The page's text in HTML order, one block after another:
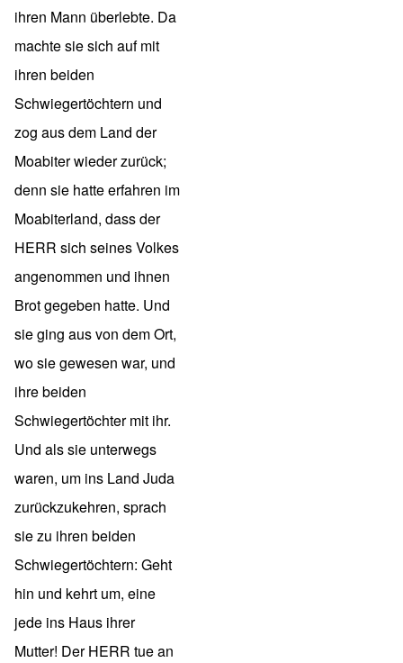
ihren Mann überlebte. Da
machte sie sich auf mit
ihren beiden
Schwiegertöchtern und
zog aus dem Land der
Moabiter wieder zurück;
denn sie hatte erfahren im
Moabiterland, dass der
HERR sich seines Volkes
angenommen und ihnen
Brot gegeben hatte. Und
sie ging aus von dem Ort,
wo sie gewesen war, und
ihre beiden
Schwiegertöchter mit ihr.
Und als sie unterwegs
waren, um ins Land Juda
zurückzukehren, sprach
sie zu ihren beiden
Schwiegertöchtern: Geht
hin und kehrt um, eine
jede ins Haus ihrer
Mutter! Der HERR tue an